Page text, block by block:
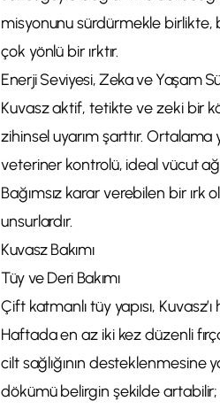
misyonunu sürdürmekle birlikte,
çok yönlü bir ırktır.
Enerji Seviyesi, Zeka ve Yaşam
Kuvasz aktif, tetikte ve zeki bir
zihinsel uyarım şarttır.
veteriner kontrolü, ideal vücut
Bağımsız karar verebilen bir
unsurlardır.
Kuvasz Bakımı
Tüy ve Deri Bakımı
Çift katmanlı tüy yapısı,
Haftada en az iki kez düzenli
cilt sağlığının desteklenmesine
dökümü belirgin şekilde artabilir;